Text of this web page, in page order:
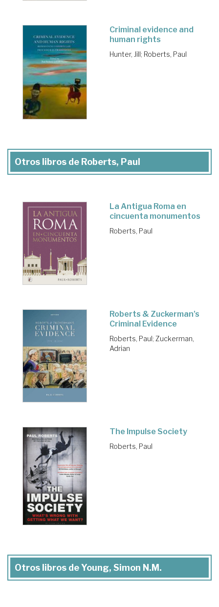
Criminal evidence and
human rights
Hunter, Jill; Roberts, Paul
Otros libros de Roberts, Paul
La Antigua Roma en
cincuenta monumentos
Roberts, Paul
Roberts & Zuckerman's
Criminal Evidence
Roberts, Paul; Zuckerman,
Adrian
The Impulse Society
Roberts, Paul
Otros libros de Young, Simon N.M.